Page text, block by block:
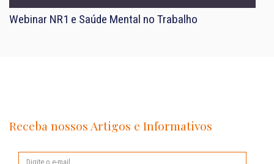
Webinar NR1 e Saúde Mental no Trabalho
Receba nossos Artigos e Informativos